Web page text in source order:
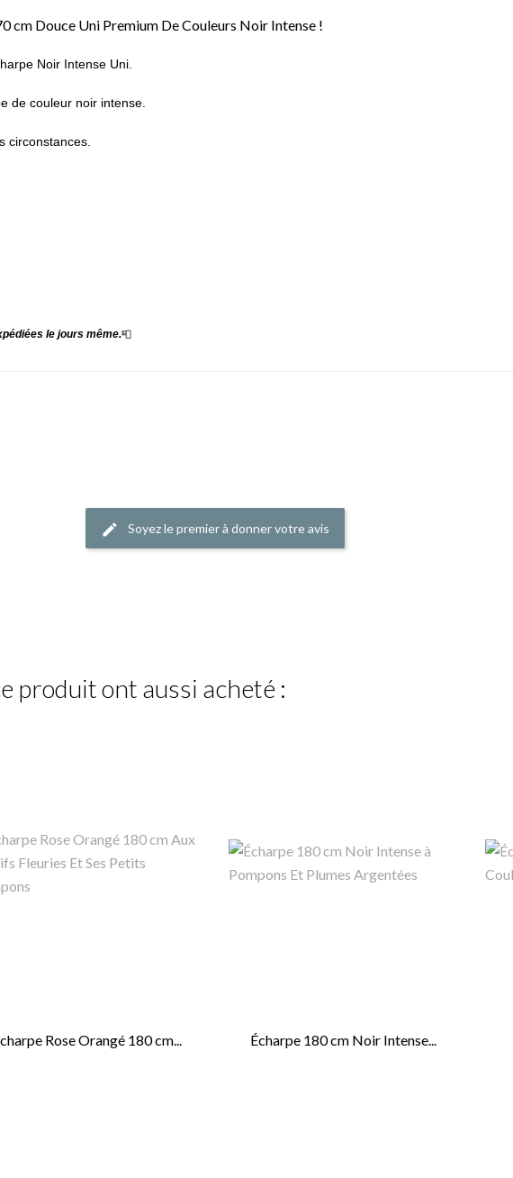
cm Douce Uni Premium De Couleurs Noir Intense !
Noir Intense Uni.
de couleur noir intense.
circonstances.
le jours même.📮
Soyez le premier à donner votre avis
produit ont aussi acheté :
Rose Orangé 180 cm... Écharpe 180 cm Noir Intense...